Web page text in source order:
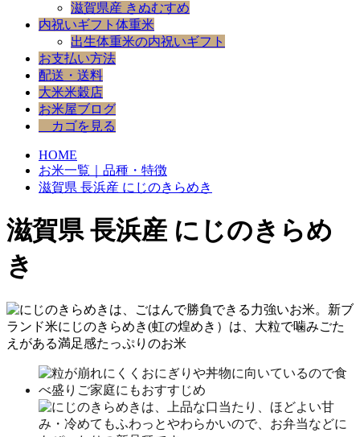
滋賀県産 きぬむすめ
内祝いギフト体重米
出生体重米の内祝いギフト
お支払い方法
配送・送料
大米米穀店
お米屋ブログ
カゴを見る
HOME
お米一覧｜品種・特徴
滋賀県 長浜産 にじのきらめき
滋賀県 長浜産 にじのきらめ
き